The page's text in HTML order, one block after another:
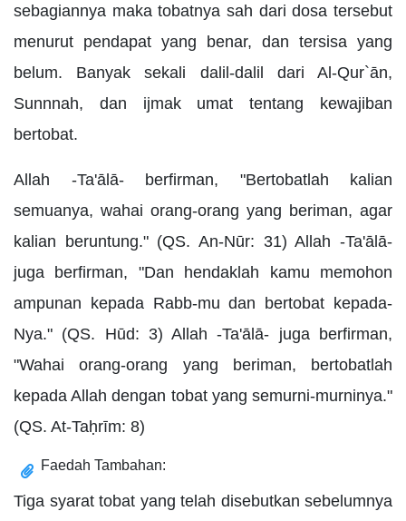
sebagiannya maka tobatnya sah dari dosa tersebut
menurut pendapat yang benar, dan tersisa yang
belum. Banyak sekali dalil-dalil dari Al-Qur`ān,
Sunnnah, dan ijmak umat tentang kewajiban
bertobat.
Allah -Ta'ālā- berfirman, "Bertobatlah kalian
semuanya, wahai orang-orang yang beriman, agar
kalian beruntung." (QS. An-Nūr: 31) Allah -Ta'ālā-
juga berfirman, "Dan hendaklah kamu memohon
ampunan kepada Rabb-mu dan bertobat kepada-
Nya." (QS. Hūd: 3) Allah -Ta'ālā- juga berfirman,
"Wahai orang-orang yang beriman, bertobatlah
kepada Allah dengan tobat yang semurni-murninya."
(QS. At-Taḥrīm: 8)
Faedah Tambahan:
Tiga syarat tobat yang telah disebutkan sebelumnya